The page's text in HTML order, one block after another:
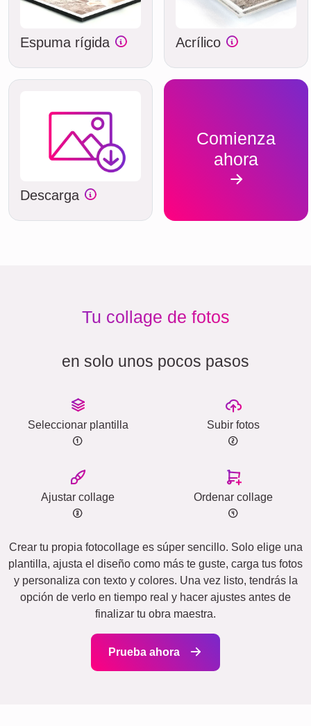
Espuma rígida Acrílico
Descarga
Comienza
ahora
Tu collage de fotos
en solo unos pocos pasos
Seleccionar plantilla Subir fotos
Ajustar collage Ordenar collage
Crear tu propia fotocollage es súper sencillo. Solo elige una
plantilla, ajusta el diseño como más te guste, carga tus fotos
y personaliza con texto y colores. Una vez listo, tendrás la
opción de verlo en tiempo real y hacer ajustes antes de
finalizar tu obra maestra.
Prueba ahora